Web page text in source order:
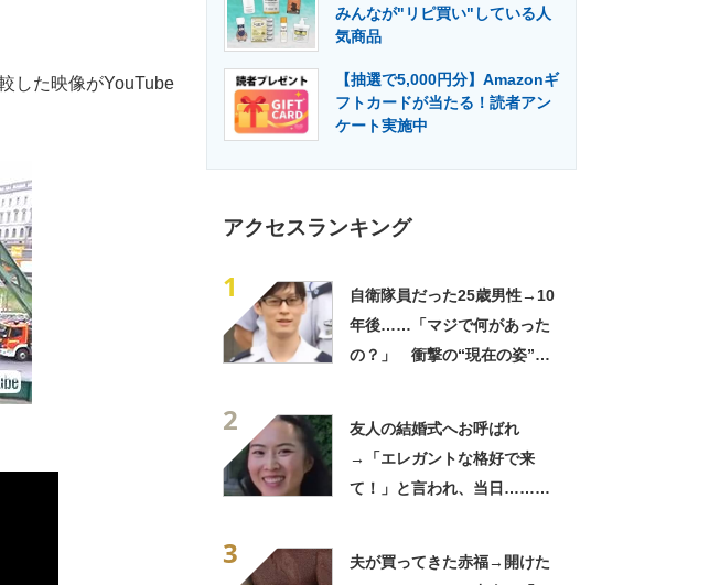
エネルギーの専門メディア 建設×テクノロジーの最前線
した映像がYouTube
みんなが"リピ買い"している人
気商品
【抽選で5,000円分】Amazonギ
フトカードが当たる！読者アン
ケート実施中
アクセスランキング
1
自衛隊員だった25歳男性→10
年後……「マジで何があった
の？」 衝撃の“現在の姿”が
2
友人の結婚式へお呼ばれ
→「エレガントな格好で来
て！」と言われ、当日……ま
3
夫が買ってきた赤福→開けた